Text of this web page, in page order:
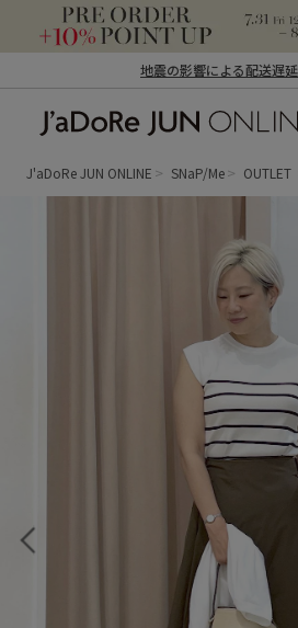
地震の影響による配送遅
ン オンライン）
J'aDoRe JUN ONLINE SNaP/Me OUTLET